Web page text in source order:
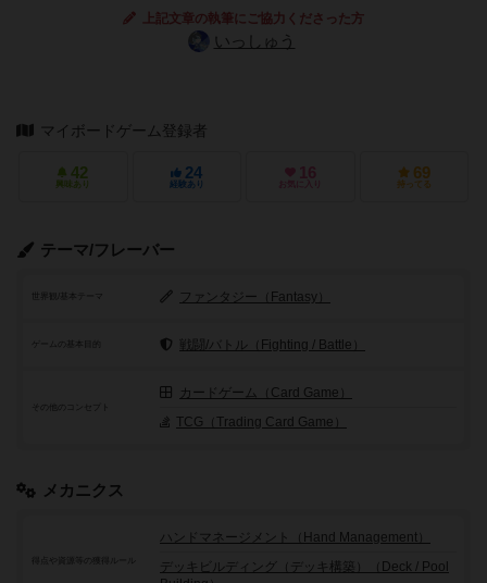
上記文章の執筆にご協力くださった方
いっしゅう
マイボードゲーム登録者
42
興味あり
24
経験あり
16
お気に入り
69
持ってる
テーマ/フレーバー
世界観/基本テーマ ファンタジー（Fantasy）
ゲームの基本目的 戦闘/バトル（Fighting / Battle）
その他のコンセプト
カードゲーム（Card Game）
TCG（Trading Card Game）
メカニクス
ハンドマネージメント（Hand Management）
デッキビルディング（デッキ構築）（Deck / Pool